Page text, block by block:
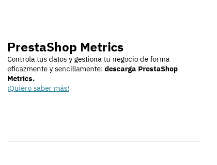
PrestaShop Metrics
Controla tus datos y gestiona tu negocio de forma
eficazmente y sencillamente: descarga PrestaShop
Metrics.
¡Quiero saber más!